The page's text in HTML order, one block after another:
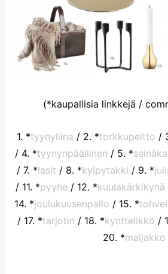
(*kaupallisia linkkejä /
1. *tyynyliina / 2. *torkkupeitto /
/ 4. *tyynynpäällinen / 5. *
/ 7. *lasit / 8. *kylpytakki / 9. *
/ 11. *pyyhe/ 12. *kuulakärkikynä
14. *joulukuusenpallo / 15. *
/ 17. *tarjotin / 18. *kynttelikkö /
20. *maljakko